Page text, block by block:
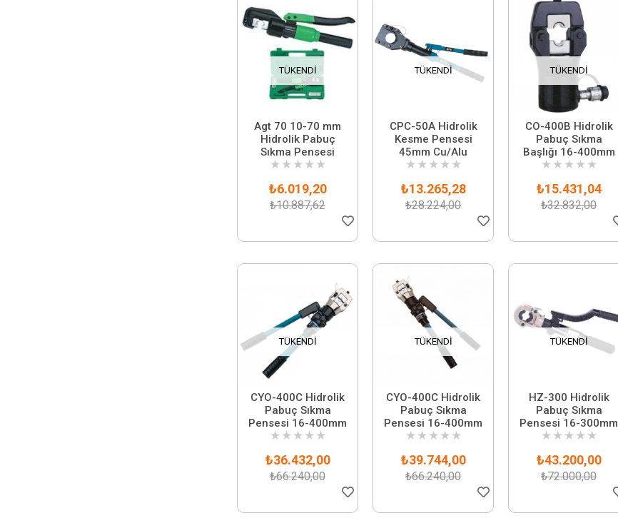
TÜKENDI
Agt 70 10-70 mm
Hidrolik Pabuç
Sıkma Pensesi
★ ★ ★ ★ ★
₺6.019,20
₺10.887,62
TÜKENDI
CPC-50A Hidrolik
Kesme Pensesi
45mm Cu/Alu
★ ★ ★ ★ ★
₺13.265,28
₺28.224,00
TÜKENDI
CO-400B Hidrolik
Pabuç Sıkma
Başlığı 16-400mm
★ ★ ★ ★ ★
₺15.431,04
₺32.832,00
TÜKENDI
CYO-400C Hidrolik
Pabuç Sıkma
Pensesi 16-400mm
★ ★ ★ ★ ★
₺36.432,00
₺66.240,00
TÜKENDI
CYO-400C Hidrolik
Pabuç Sıkma
Pensesi 16-400mm
★ ★ ★ ★ ★
₺39.744,00
₺66.240,00
TÜKENDI
HZ-300 Hidrolik
Pabuç Sıkma
Pensesi 16-300mm
★ ★ ★ ★ ★
₺43.200,00
₺72.000,00